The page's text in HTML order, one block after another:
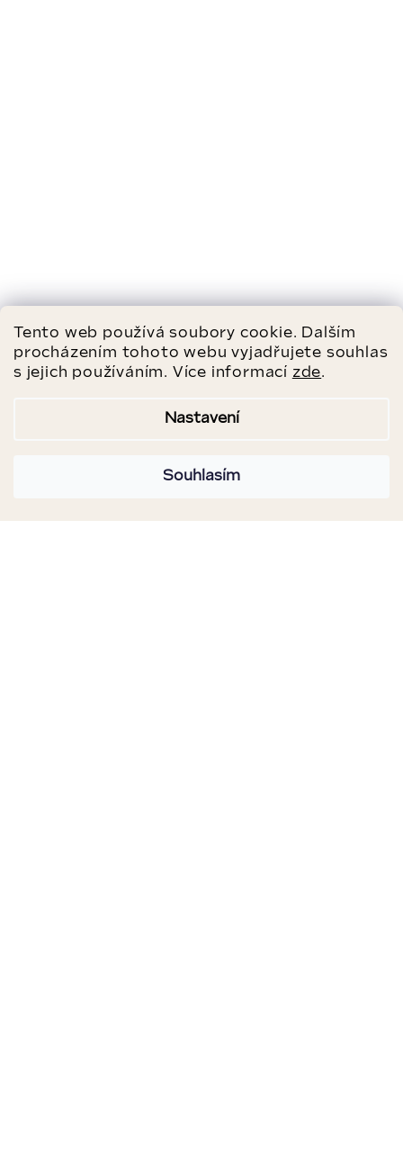
Tento web používá soubory cookie. Dalším
procházením tohoto webu vyjadřujete souhlas
s jejich používáním. Více informací zde.
Nastavení
Souhlasím